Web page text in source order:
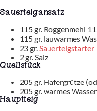
Sauerteigansatz
115 gr. Roggenmehl
115 gr. lauwarmes
23 gr. Sauerteigstarter
2 gr. Salz
Quellstück
205 gr. Hafergrütze
205 gr. warmes Wasser
Hauptteig